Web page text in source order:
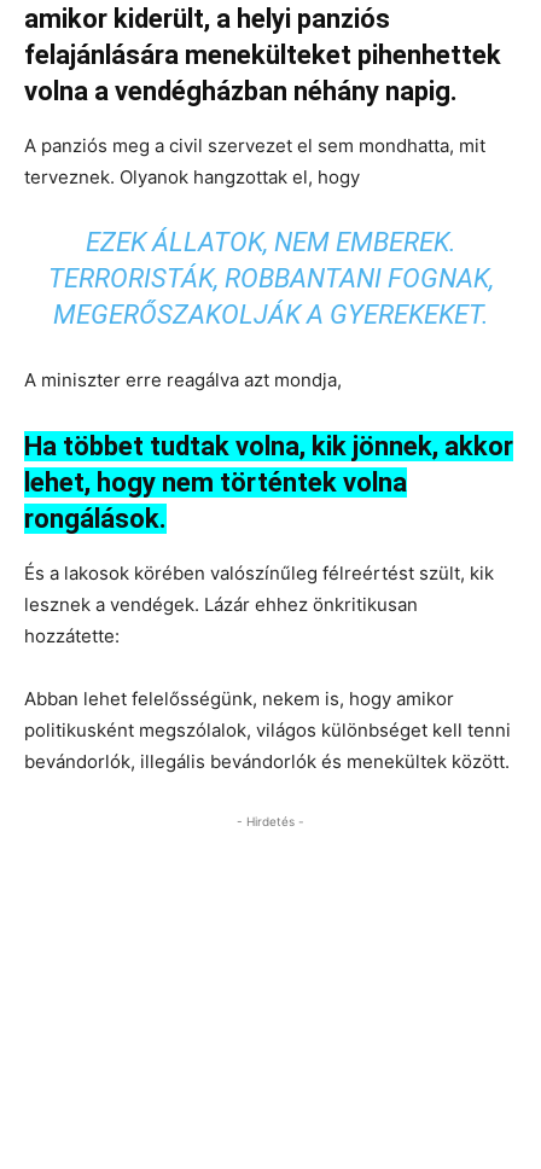
amikor kiderült, a helyi panziós
felajánlására menekülteket pihenhettek
volna a vendégházban néhány napig.
A panziós meg a civil szervezet el sem mondhatta, mit
terveznek. Olyanok hangzottak el, hogy
EZEK ÁLLATOK, NEM EMBEREK.
TERRORISTÁK, ROBBANTANI FOGNAK,
MEGERŐSZAKOLJÁK A GYEREKEKET.
A miniszter erre reagálva azt mondja,
Ha többet tudtak volna, kik jönnek, akkor
lehet, hogy nem történtek volna
rongálások.
És a lakosok körében valószínűleg félreértést szült, kik
lesznek a vendégek. Lázár ehhez önkritikusan
hozzátette:
Abban lehet felelősségünk, nekem is, hogy amikor
politikusként megszólalok, világos különbséget kell tenni
bevándorlók, illegális bevándorlók és menekültek között.
- Hirdetés -